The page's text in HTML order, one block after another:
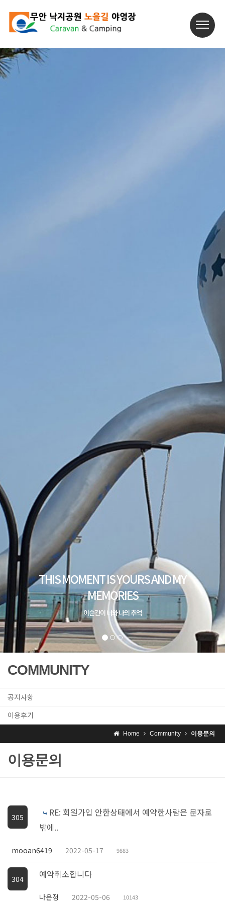
COMMUNITY
공지사항
이용후기
Home Community 이용문의
이용문의
305
RE: 회원가입 안한상태에서 예약한사람은 문자로
밖에..
mooan6419 2022-05-17 9883
304 예약취소합니다
나은정 2022-05-06 10143